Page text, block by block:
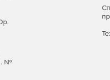
интерактивных и
интеллектуальное и
на устройство.
V.
№